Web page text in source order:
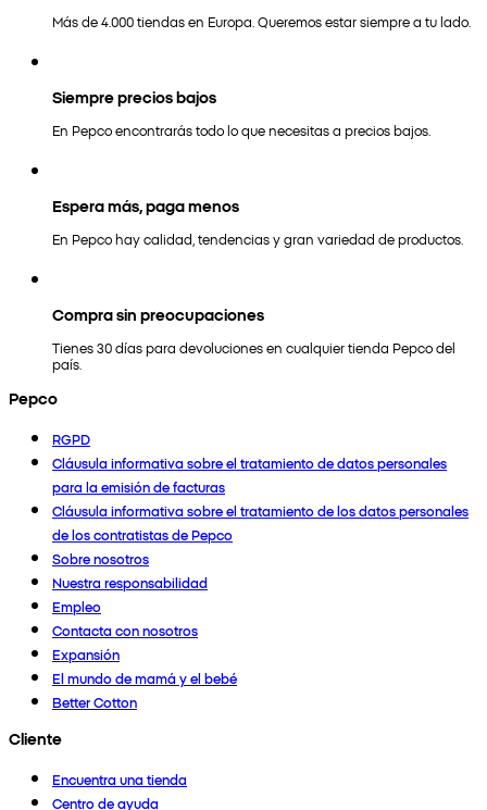
Más de 4.000 tiendas en Europa. Queremos estar siempre a tu lado.
Siempre precios bajos
En Pepco encontrarás todo lo que necesitas a precios bajos.
Espera más, paga menos
En Pepco hay calidad, tendencias y gran variedad de productos.
Compra sin preocupaciones
Tienes 30 días para devoluciones en cualquier tienda Pepco del
país.
Pepco
RGPD
Cláusula informativa sobre el tratamiento de datos personales
para la emisión de facturas
Cláusula informativa sobre el tratamiento de los datos personales
de los contratistas de Pepco
Sobre nosotros
Nuestra responsabilidad
Empleo
Contacta con nosotros
Expansión
El mundo de mamá y el bebé
Better Cotton
Cliente
Encuentra una tienda
Centro de ayuda